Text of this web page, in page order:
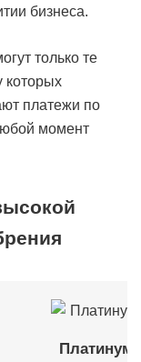
бизнеса.
только те
которых
платежи по
момент
Платинум